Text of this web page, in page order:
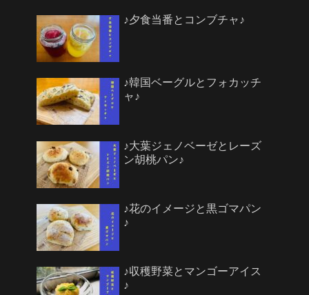
♪夕食当番とコンブチャ♪
♪韓国ベーグルとフォカッチ
ャ♪
♪大葉ジェノベーゼとレーズ
ン胡桃パン♪
♪花のイメージと黒ゴマパン
♪
♪収穫野菜とマンゴーアイス
♪